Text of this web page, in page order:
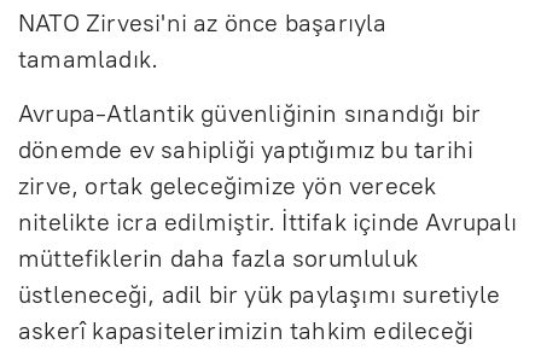
NATO Zirvesi'ni az önce başarıyla
tamamladık.
Avrupa-Atlantik güvenliğinin sınandığı bir
dönemde ev sahipliği yaptığımız bu tarihi
zirve, ortak geleceğimize yön verecek
nitelikte icra edilmiştir. İttifak içinde Avrupalı
müttefiklerin daha fazla sorumluluk
üstleneceği, adil bir yük paylaşımı suretiyle
askerî kapasitelerimizin tahkim edileceği